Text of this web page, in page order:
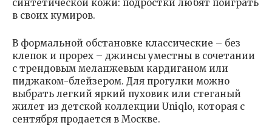
синтетической кожи: подростки любят поиграть
в своих кумиров.
В формальной обстановке классические – без
клепок и прорех – джинсы уместны в сочетании
с трендовым меланжевым кардиганом или
пиджаком-блейзером. Для прогулки можно
выбрать легкий яркий пуховик или стеганый
жилет из детской коллекции Uniqlo, которая с
сентября продается в Москве.